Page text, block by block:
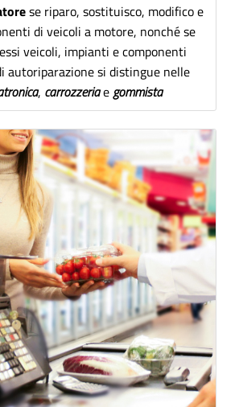
se riparo, sostituisco, modifico e
di veicoli a motore, nonché se
veicoli, impianti e componenti
autoriparazione si distingue nelle
, carrozzeriae gommista